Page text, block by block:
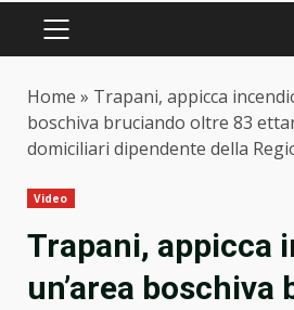
PRIMARY
Home » Trapani, appicca
boschiva bruciando oltre 83
domiciliari dipendente della
Video
Trapani, appicca
un’area boschiva